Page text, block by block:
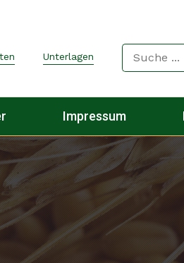
Unterlagen
Impressum